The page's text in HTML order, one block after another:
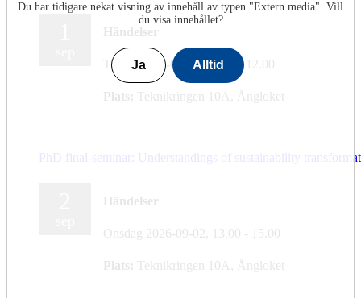
Du har tidigare nekat visning av innehåll av typen "Extern media". Vill
du visa innehållet?
Ja Alltid
Händelser
Tisdag 2026-09-01,10.15 - 12.00
Plats: Teknikringen 10A, Ångloket
PhD final-seminar: Understandings of sustainability
Händelser
Onsdag 2026-09-02, 13.00 - 15.00
Plats: Teknikringen 10A, Ångloket